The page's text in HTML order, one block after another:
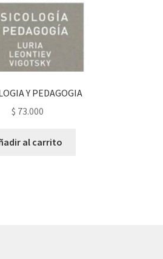
Y PEDAGOGIA
$ 73.000
al carrito